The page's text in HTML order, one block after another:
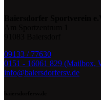
09133 / 77630
0151 - 16061 829 (Mailbox,
info@baiersdorfersv.de